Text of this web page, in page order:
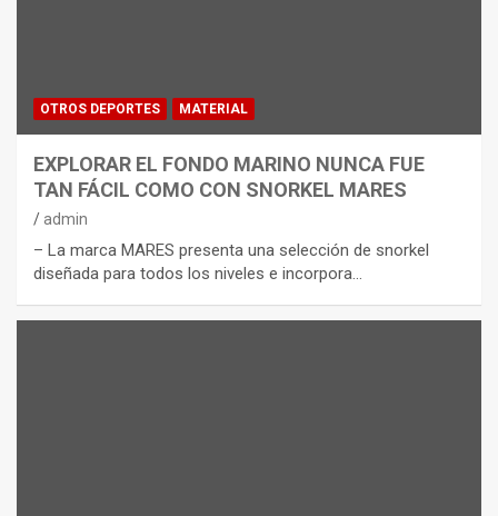
OTROS DEPORTES MATERIAL
EXPLORAR EL FONDO MARINO NUNCA FUE
TAN FÁCIL COMO CON SNORKEL MARES
admin
– La marca MARES presenta una selección de snorkel
diseñada para todos los niveles e incorpora…